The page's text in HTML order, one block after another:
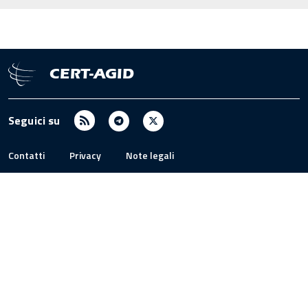
CERT-AGID
Contatti Privacy Note legali
Seguici su RSS Telegram
X